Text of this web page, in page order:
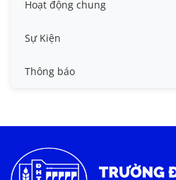
Hoạt động chung
Tin công tác sinh viên
Tin đào tạo
Tin tức chung
Sự Kiện
Thông báo